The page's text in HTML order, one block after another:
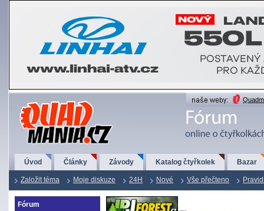
QuadMania.cz
Úvod Články Závody Katalog čtyřkolek Bazar
Založit téma Moje diskuze 24H Nové Vše přečteno
Fórum